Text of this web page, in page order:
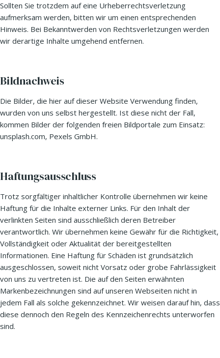
Sollten Sie trotzdem auf eine Urheberrechtsverletzung
aufmerksam werden, bitten wir um einen entsprechenden
Hinweis. Bei Bekanntwerden von Rechtsverletzungen werden
wir derartige Inhalte umgehend entfernen.
Bildnachweis
Die Bilder, die hier auf dieser Website Verwendung finden,
wurden von uns selbst hergestellt. Ist diese nicht der Fall,
kommen Bilder der folgenden freien Bildportale zum Einsatz:
unsplash.com, Pexels GmbH.
Haftungsausschluss
Trotz sorgfältiger inhaltlicher Kontrolle übernehmen wir keine
Haftung für die Inhalte externer Links. Für den Inhalt der
verlinkten Seiten sind ausschließlich deren Betreiber
verantwortlich. Wir übernehmen keine Gewähr für die Richtigkeit,
Vollständigkeit oder Aktualität der bereitgestellten
Informationen. Eine Haftung für Schäden ist grundsätzlich
ausgeschlossen, soweit nicht Vorsatz oder grobe Fahrlässigkeit
von uns zu vertreten ist. Die auf den Seiten erwähnten
Markenbezeichnungen sind auf unseren Webseiten nicht in
jedem Fall als solche gekennzeichnet. Wir weisen darauf hin, dass
diese dennoch den Regeln des Kennzeichenrechts unterworfen
sind.